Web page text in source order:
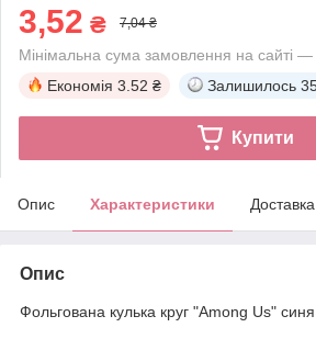
3,52 ₴ 7,04 ₴
Мінімальна сума замовлення на сайті
Економія 3.52 ₴ Залишилось
Купити
Опис Характеристики Доставка
Опис
Фольгована кулька круг "Among Us"